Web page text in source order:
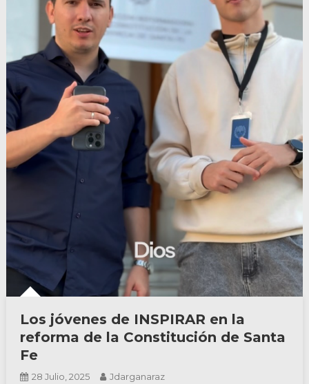
Los jóvenes de INSPIRAR en la
reforma de la Constitución de Santa
Fe
28 Julio, 2025 Jdarganaraz